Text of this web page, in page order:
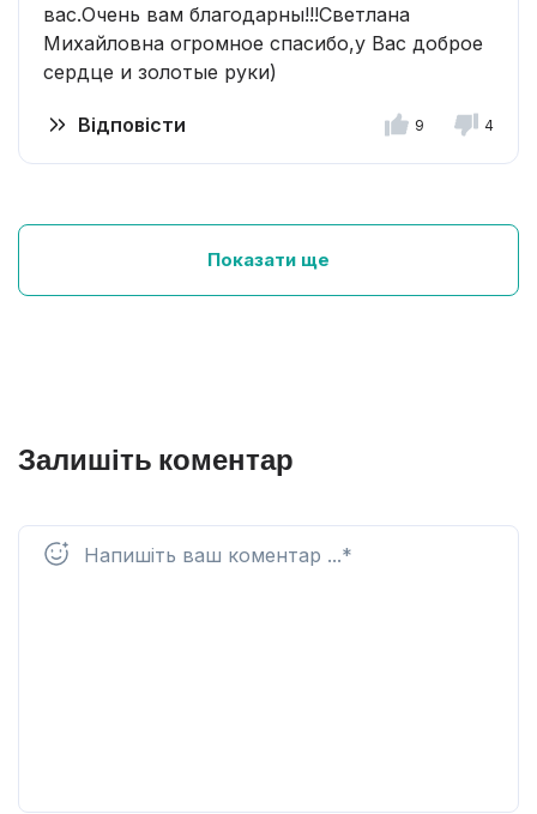
вас.Очень вам благодарны!!!Светлана
Михайловна огромное спасибо,у Вас доброе
сердце и золотые руки)
Відповісти 9 4
Показати ще
Залишіть коментар